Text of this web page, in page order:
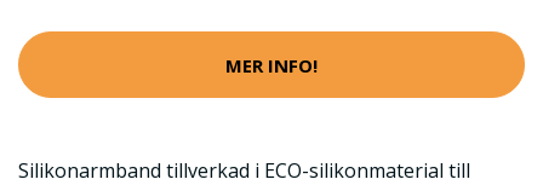
MER INFO!
Silikonarmband tillverkad i ECO-silikonmaterial till